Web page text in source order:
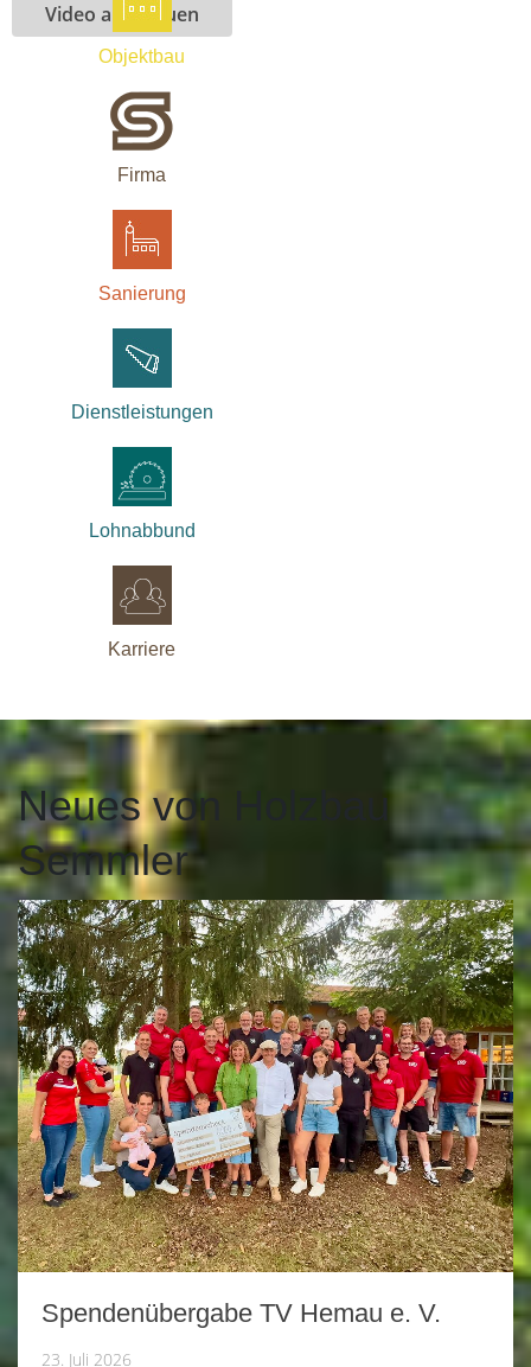
Video anschauen
Objektbau
Firma
Sanierung
Dienstleistungen
Lohnabbund
Karriere
Neues von Holzbau
Semmler
Spendenübergabe TV Hemau e. V.
23. Juli 2026